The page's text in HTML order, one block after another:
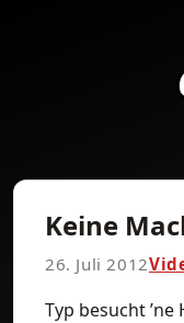
Keine
26. Juli 2012
Typ besucht ’ne